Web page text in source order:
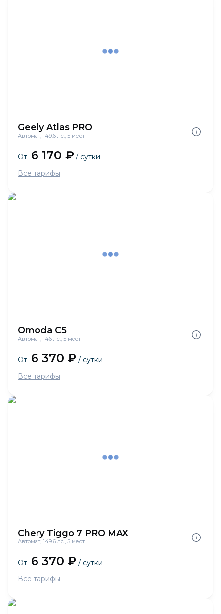
Geely Atlas PRO
Автомат, 149.6 лс., 5 мест
От 6 170 ₽ / сутки
Все тарифы
Omoda C5
Автомат, 146 лс., 5 мест
От 6 370 ₽ / сутки
Все тарифы
Chery Tiggo 7 PRO MAX
Автомат, 149.6 лс., 5 мест
От 6 370 ₽ / сутки
Все тарифы